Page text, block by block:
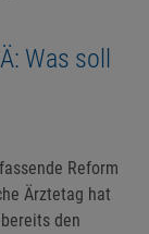
Was soll
Reform
Ärztetag hat
den